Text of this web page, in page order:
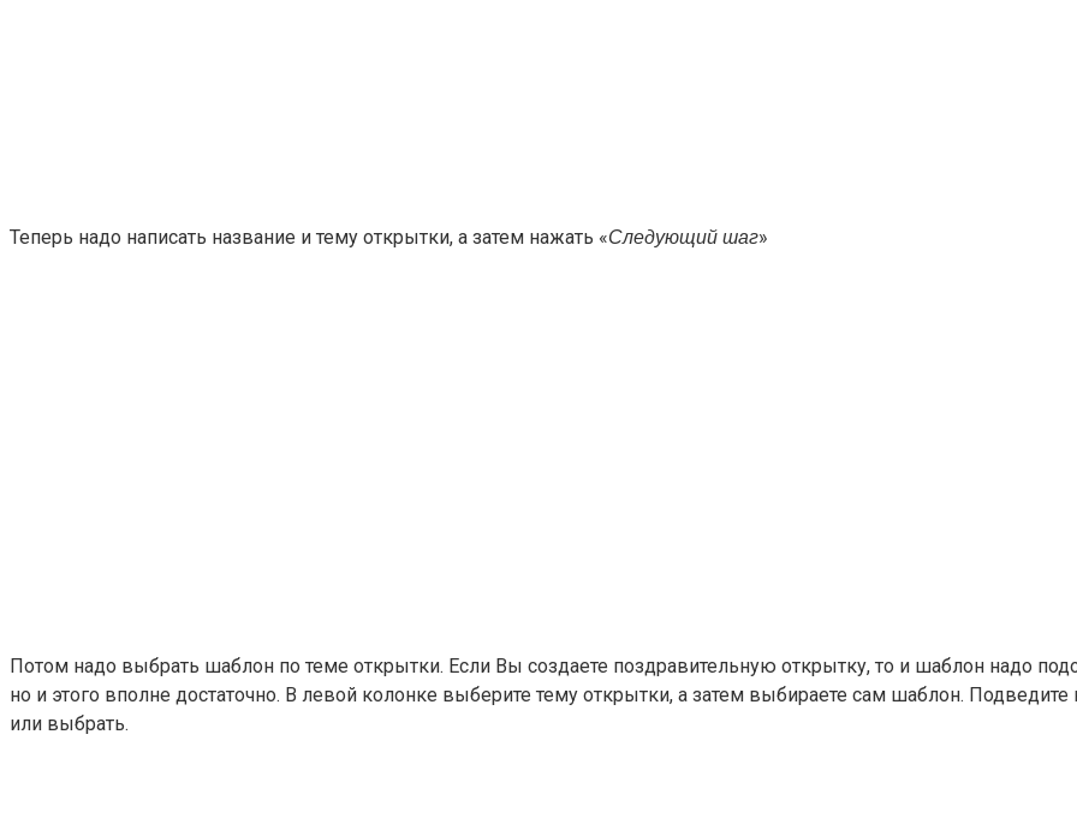
Теперь надо написать название и тему открытки, а затем нажать «Следующий шаг»
Потом надо выбрать шаблон по теме открытки. Если Вы создаете поздравительную открытку, то и шаблон надо
но и этого вполне достаточно. В левой колонке выберите тему открытки, а затем выбираете сам шаблон.
или выбрать.